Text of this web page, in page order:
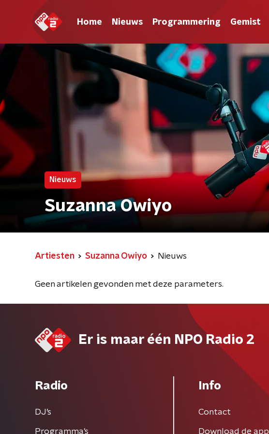
Home Nieuws Programmering Gemist
Nieuws
Suzanna Owiyo
Artiesten Suzanna Owiyo Nieuws
Geen artikelen gevonden met deze parameters.
Er is maar één NPO Radio 2
Radio
DJ’s
Programma's
Info
Contact
Download de app